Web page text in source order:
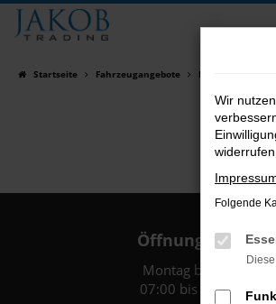
Zum
Hauptinhalt
Startseite Fahrzeugangebote Fahrzeugsuche
Öffnungszeiten:
Montag bis Freitag:
07:00 bis 18:00 Uhr
Wir
Folgende